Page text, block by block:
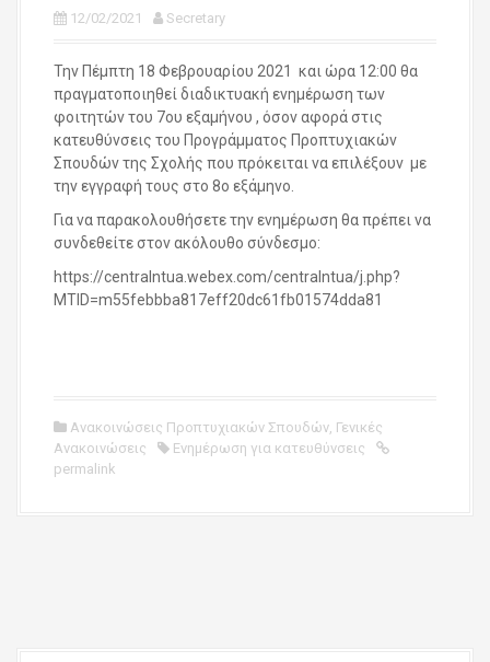
12/02/2021 Secretary
Την Πέμπτη 18 Φεβρουαρίου 2021 και ώρα 12:00 θα
πραγματοποιηθεί διαδικτυακή ενημέρωση των
φοιτητών του 7ου εξαμήνου , όσον αφορά στις
κατευθύνσεις του Προγράμματος Προπτυχιακών
Σπουδών της Σχολής που πρόκειται να επιλέξουν με
την εγγραφή τους στο 8ο εξάμηνο.
Για να παρακολουθήσετε την ενημέρωση θα πρέπει να
συνδεθείτε στον ακόλουθο σύνδεσμο:
https://centralntua.webex.com/centralntua/j.php?
MTID=m55febbba817eff20dc61fb01574dda81
Ανακοινώσεις Προπτυχιακών Σπουδών, Γενικές
Ανακοινώσεις
Ενημέρωση για κατευθύνσεις
permalink